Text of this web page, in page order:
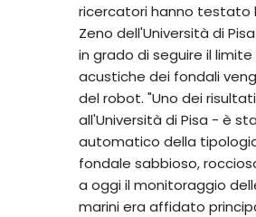
ricercatori hanno testato
Zeno dell'Università di
in grado di seguire il
acustiche dei fondali
del robot. "Uno dei
all'Università di Pisa - è
automatico della
fondale sabbioso,
a oggi il monitoraggio
marini era affidato